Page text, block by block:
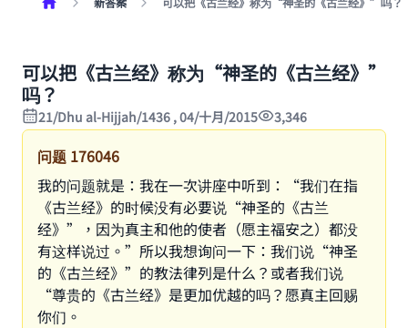
可以把《古兰经》称为“神圣的《古兰经》”
吗？
21/Dhu al-Hijjah/1436 , 04/十月/2015 3,346
问题 176046
我的问题就是：我在一次讲座中听到：“我们在指
《古兰经》的时候没有必要说“神圣的《古兰
经》”，因为真主和他的使者（愿主福安之）都没
有这样说过。”所以我想询问一下：我们说“神圣
的《古兰经》”的教法律列是什么？或者我们说
“尊贵的《古兰经》是更加优越的吗？愿真主回赐
你们。